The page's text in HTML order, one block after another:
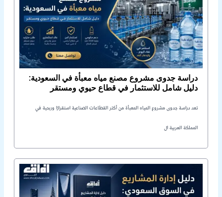
دراسة جدوى مشروع مصنع مياه معبأة في السعودية:
دليل شامل للاستثمار في قطاع حيوي ومستقر
تعد دراسة جدوى مشروع المياه المعبأة من أكثر القطاعات الصناعية استقرارًا وربحية في
المملكة العربية ال